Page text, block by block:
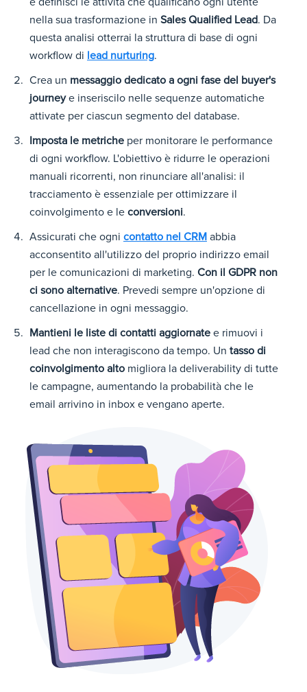
nella sua trasformazione in Sales Qualified Lead. Da
questa analisi otterrai la struttura di base di ogni
workflow di lead nurturing.
Crea un messaggio dedicato a ogni fase del buyer's
journeye inseriscilo nelle sequenze automatiche
attivate per ciascun segmento del database.
Imposta le metriche per monitorare le performance
di ogni workflow. L'obiettivo è ridurre le operazioni
manuali ricorrenti, non rinunciare all'analisi: il
tracciamento è essenziale per ottimizzare il
coinvolgimento e le conversioni.
Assicurati che ogni contatto nel CRM abbia
acconsentito all'utilizzo del proprio indirizzo email
per le comunicazioni di marketing. Con il GDPR non
ci sono alternative. Prevedi sempre un'opzione di
cancellazione in ogni messaggio.
Mantieni le liste di contatti aggiornate e rimuovi i
lead che non interagiscono da tempo. Un tasso di
coinvolgimento alto migliora la deliverability di tutte
le campagne, aumentando la probabilità che le
email arrivino in inbox e vengano aperte.